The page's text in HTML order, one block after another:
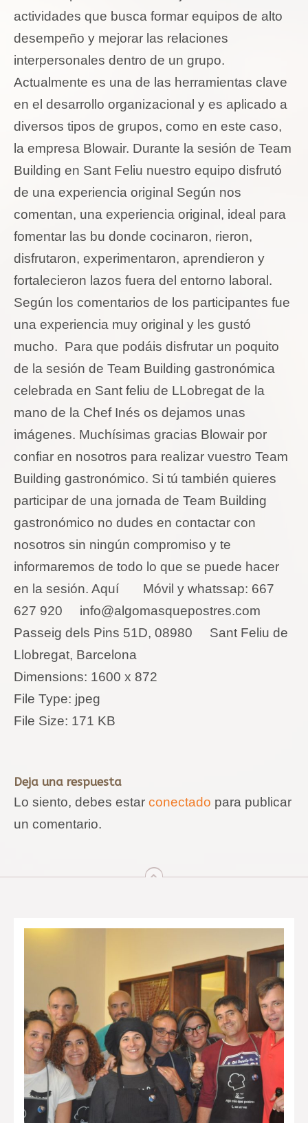
actividades que busca formar equipos de alto
desempeño y mejorar las relaciones
interpersonales dentro de un grupo.
Actualmente es una de las herramientas clave
en el desarrollo organizacional y es aplicado a
diversos tipos de grupos, como en este caso,
la empresa Blowair. Durante la sesión de Team
Building en Sant Feliu nuestro equipo disfrutó
de una experiencia original Según nos
comentan, una experiencia original, ideal para
fomentar las bu donde cocinaron, rieron,
disfrutaron, experimentaron, aprendieron y
fortalecieron lazos fuera del entorno laboral.
Según los comentarios de los participantes fue
una experiencia muy original y les gustó
mucho. Para que podáis disfrutar un poquito
de la sesión de Team Building gastronómica
celebrada en Sant feliu de LLobregat de la
mano de la Chef Inés os dejamos unas
imágenes. Muchísimas gracias Blowair por
confiar en nosotros para realizar vuestro Team
Building gastronómico. Si tú también quieres
participar de una jornada de Team Building
gastronómico no dudes en contactar con
nosotros sin ningún compromiso y te
informaremos de todo lo que se puede hacer
en la sesión. Aquí Móvil y whatssap: 667
627 920 info@algomasquepostres.com
Passeig dels Pins 51D, 08980 Sant Feliu de
Llobregat, Barcelona
Dimensions: 1600 x 872
File Type: jpeg
File Size: 171 KB
Deja una respuesta
Lo siento, debes estar conectado para publicar
un comentario.
arriba